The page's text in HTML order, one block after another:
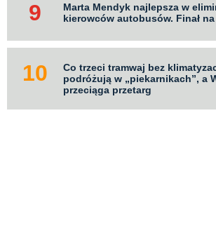
Marta Mendyk najlepsza w
kierowców autobusów. Finał na
Co trzeci tramwaj bez
podróżują w „piekarnikach”, a
przeciąga przetarg